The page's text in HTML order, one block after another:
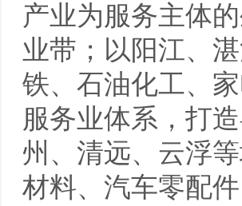
产业为服务主体
业带；以阳江、
铁、石油化工、
服务业体系，打
州、清远、云浮
材料、汽车零配